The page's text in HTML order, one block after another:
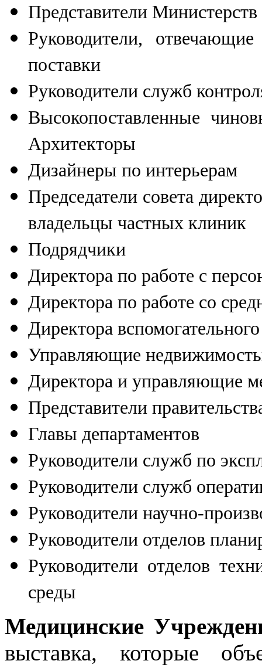
Представители Министерств
Руководители,
поставки
Руководители служб
Высокопоставленные
Архитекторы
Дизайнеры по интерьерам
Председатели совета
владельцы частных клиник
Подрядчики
Директора по работе с
Директора по работе со
Директора
Управляющие
Директора и управляющие
Представители
Главы департаментов
Руководители служб по
Руководители служб
Руководители научно-
Руководители отделов
Руководители отделов
среды
Медицинские
выставка, которые